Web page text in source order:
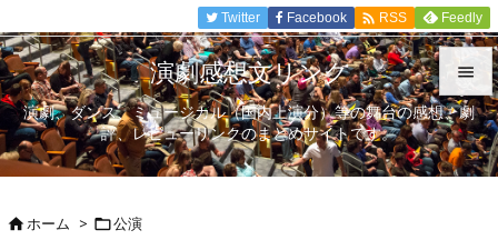


メニュ

Twitter Facebook  RSS Feedly
演劇感想文リンク
演劇、ダンス、ミュージカル（国内上演分）等の舞台の感想、劇
評、レビューリンクのまとめサイトです。
ホーム > 公演